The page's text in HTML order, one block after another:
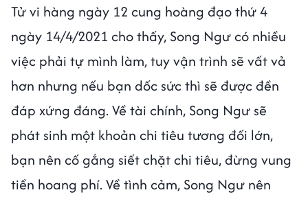
Tử vi hàng ngày 12 cung hoàng đạo thứ 4
ngày 14/4/2021 cho thấy, Song Ngư có nhiều
việc phải tự mình làm, tuy vận trình sẽ vất vả
hơn nhưng nếu bạn dốc sức thì sẽ được đền
đáp xứng đáng. Về tài chính, Song Ngư sẽ
phát sinh một khoản chi tiêu tương đối lớn,
bạn nên cố gắng siết chặt chi tiêu, đừng vung
tiền hoang phí. Về tình cảm, Song Ngư nên